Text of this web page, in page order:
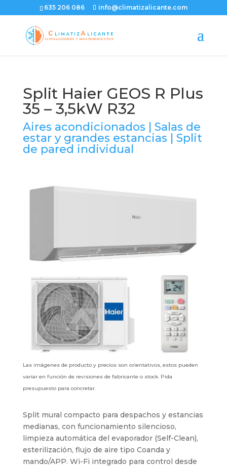
635 206 086 info@climatizalicante.com
Split Haier GEOS R Plus
35 – 3,5kW R32
Aires acondicionados
Salas de
estar y grandes estancias
Split
de pared individual
Las imágenes de producto y precios son orientativos, estos pueden
variar en función de revisiones de fabricante o stock. Pida
presupuesto para concretar.
Split mural compacto para despachos y estancias
medianas, con funcionamiento silencioso,
limpieza automática del evaporador (Self-Clean),
esterilización, flujo de aire tipo Coanda y
mando/APP. Wi-Fi integrado para control desde